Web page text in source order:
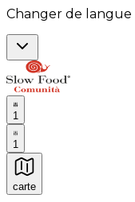
Changer de langue
1
1
carte